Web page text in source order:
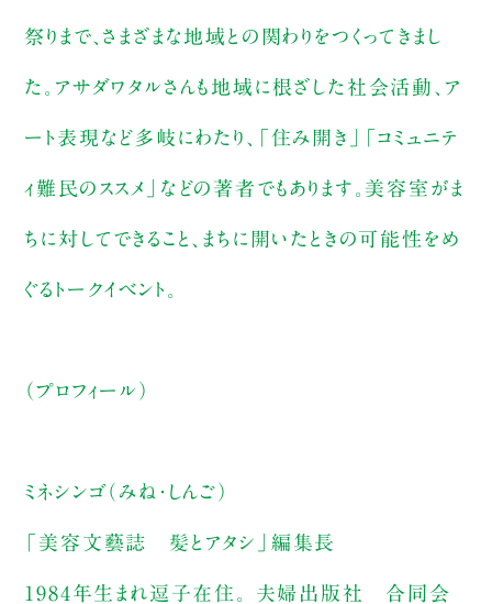
祭りまで、さまざまな地域との関わりをつくってきまし
た。アサダワタルさんも地域に根ざした社会活動、ア
ート表現など多岐にわたり、「住み開き」「コミュニテ
ィ難民のススメ」などの著者でもあります。美容室がま
ちに対してできること、まちに開いたときの可能性をめ
ぐるトークイベント。
（プロフィール）
ミネシンゴ（みね・しんご）
「美容文藝誌 髪とアタシ」編集長
1984年生まれ逗子在住。 夫婦出版社 合同会